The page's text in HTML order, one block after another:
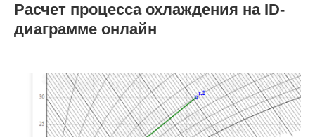
Расчет процесса охлаждения на ID-
диаграмме онлайн